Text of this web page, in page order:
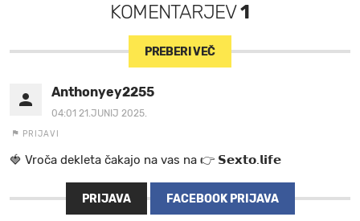
KOMENTARJEV1
PREBERI VEČ
Anthonyey2255
04:01 21.JUNIJ 2025.
PRIJAVI
🍓 V r o č a d e k l e t a ča k a jo na va s n a 👉 𝗦𝗲𝘅𝘁𝗼.𝗹𝗶𝗳𝗲
PRIJAVA FACEBOOK PRIJAVA